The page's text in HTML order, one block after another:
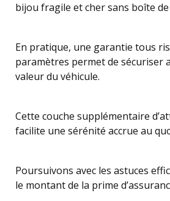
bijou fragile et cher sans boîte
En pratique, une garantie tous
paramètres permet de sécuriser
valeur du véhicule.
Cette couche supplémentaire
facilite une sérénité accrue au
Poursuivons avec les astuces
le montant de la prime